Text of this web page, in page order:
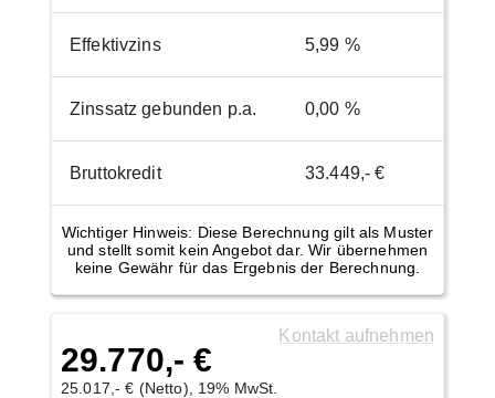
Effektivzins 5,99 %
Zinssatz gebunden p.a. 0,00 %
Bruttokredit 33.449,- €
Wichtiger Hinweis: Diese Berechnung gilt als Muster
und stellt somit kein Angebot dar. Wir übernehmen
keine Gewähr für das Ergebnis der Berechnung.
29.770,- €
25.017,- € (Netto), 19% MwSt.
Kontakt aufnehmen